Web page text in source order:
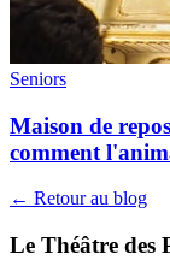
Seniors
Maison de
comment
← Retour au blog
Le Théâtre des